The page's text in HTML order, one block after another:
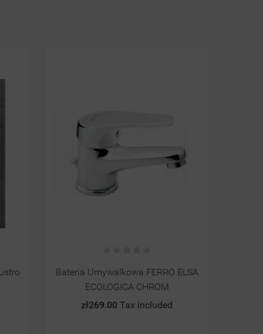
Bateria Umywalkowa Niska SAXON
OMNIRES
zł469.00 Tax included